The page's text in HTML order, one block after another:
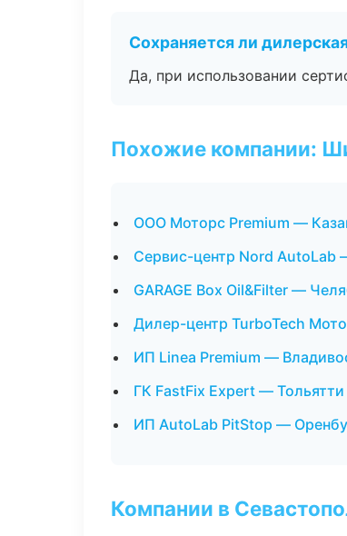
Сохраняется ли
Да, при использовании
Похожие компании:
ООО Моторс Premium —
Сервис-центр Nord AutoLab
GARAGE Box Oil&Filter —
Дилер-центр TurboTech
ИП Linea Premium —
ГК FastFix Expert — Тольятти
ИП AutoLab PitStop —
Компании в